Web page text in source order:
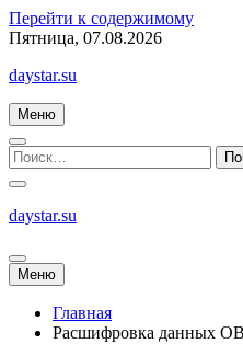
Перейти к содержимому
Пятница, 07.08.2026
daystar.su
Меню
daystar.su
Меню
Главная
Расшифровка данных